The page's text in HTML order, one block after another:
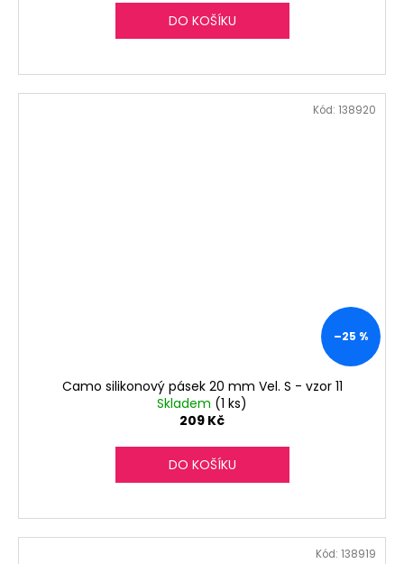
DO KOŠÍKU
–25 %
Camo silikonový pásek 20 mm Vel. S - vzor 11
Skladem (1 ks)
209 Kč
DO KOŠÍKU
Kód: 138920
Kód: 138919